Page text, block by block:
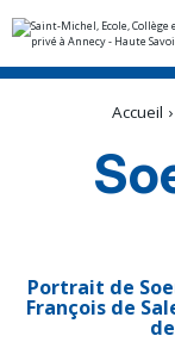
Aller
Outils
Accueil ›
Portrait de
François de